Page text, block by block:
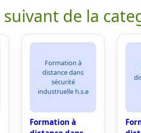
suivant de la
Formation à
distance dans
sécurité
industruelle h.s.e
Formation à